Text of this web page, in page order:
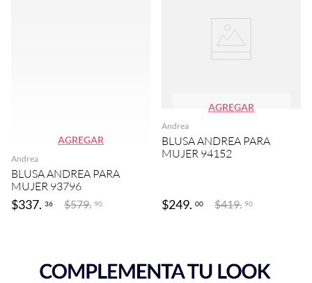
AGREGAR
Andrea
BLUSA ANDREA PARA
MUJER 93796
$337. 36 $579. 90
AGREGAR
Andrea
BLUSA ANDREA PARA
MUJER 94152
$249. 00 $419. 90